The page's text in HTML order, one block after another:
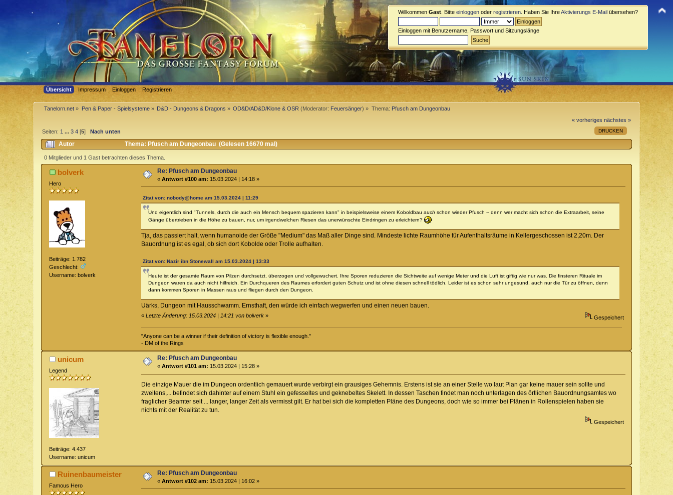
Willkommen Gast . Bitte einloggen oder registrieren . Haben Sie IhreAktivierungs E-Mail übersehen?
Einloggen mit Benutzername, Passwort und Sitzungslänge
Übersicht Impressum Einloggen Registrieren
Tanelorn.net » Pen & Paper - Spielsysteme» D&D - Dungeons & Dragons » OD&D/AD&D/Klone & OSR (Moderator: Feuersänger) » Thema: Pfusch am Dungeonbau
« vorheriges nächstes »
DRUCKEN
Seiten: 1 ...3 4 [5]Nach unten
Autor Thema: Pfusch am Dungeonbau (Gelesen 16670 mal)
0 Mitglieder und 1 Gast betrachten dieses Thema.
bolverk
Hero
Beiträge: 1.782
Geschlecht:
Username: bolverk
Re: Pfusch am Dungeonbau
«Antwort #100 am: 15.03.2024 | 14:18 »
Zitat von: nobody@home am 15.03.2024 | 11:29
Und eigentlich sind "Tunnels, durch die auch ein Mensch bequem spazieren kann" in beispielsweise einem Koboldbau auch schon wieder Pfusch -- denn wer macht sich schon die Extraarbeit, seine
Gänge übertrieben in die Höhe zu bauen, nur, um irgendwelchen Riesen das unerwünschte Eindringen zu erleichtern?
Tja, das passiert halt, wenn humanoide der Größe "Medium" das Maß aller Dinge sind. Mindeste lichte Raumhöhe für Aufenthaltsräume in Kellergeschossen ist 2,20m. Der
Bauordnung ist es egal, ob sich dort Kobolde oder Trolle aufhalten.
Zitat von: Nazir ibn Stonewall am 15.03.2024 | 13:33
Heute ist der gesamte Raum von Pilzen durchsetzt, überzogen und vollgewuchert. Ihre Sporen reduzieren die Sichtweite auf wenige Meter und die Luft ist giftig wie nur was. Die finsteren Rituale im
Dungeon waren da auch nicht hilfreich. Ein Durchqueren des Raumes erfordert guten Schutz und ist ohne diesen schnell tödlich. Leider ist es schon sehr ungesund, auch nur die Tür zu öffnen, denn
dann kommen Sporen in Massen raus und fliegen durch den Dungeon.
Uärks, Dungeon mit Hausschwamm. Ernsthaft, den würde ich einfach wegwerfen und einen neuen bauen.
« Letzte Änderung: 15.03.2024 | 14:21 von bolverk» Gespeichert
"Anyone can be a winner if their definition of victory is flexible enough."
- DM of the Rings
unicum
Legend
Beiträge: 4.437
Username: unicum
Re: Pfusch am Dungeonbau
«Antwort #101 am: 15.03.2024 | 15:28 »
Die einzige Mauer die im Dungeon ordentlich gemauert wurde verbirgt ein grausiges Gehemnis. Erstens ist sie an einer Stelle wo laut Plan gar keine mauer sein sollte und
zweitens,... befindet sich dahinter auf einem Stuhl ein gefesseltes und geknebeltes Skelett. In dessen Taschen findet man noch unterlagen des örtlichen Bauordnungsamtes wo
fraglicher Beamter seit ... langer, langer Zeit als vermisst gilt. Er hat bei sich die kompletten Pläne des Dungeons, doch wie so immer bei Plänen in Rollenspielen haben sie
nichts mit der Realität zu tun.
Gespeichert
Ruinenbaumeister
Famous Hero
Re: Pfusch am Dungeonbau
«Antwort #102 am: 15.03.2024 | 16:02 »